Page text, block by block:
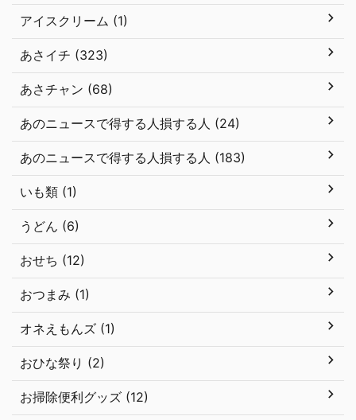
アイスクリーム (1)
あさイチ (323)
あさチャン (68)
あのニュースで得する人損する人 (24)
あのニュースで得する人損する人 (183)
いも類 (1)
うどん (6)
おせち (12)
おつまみ (1)
オネえもんズ (1)
おひな祭り (2)
お掃除便利グッズ (12)